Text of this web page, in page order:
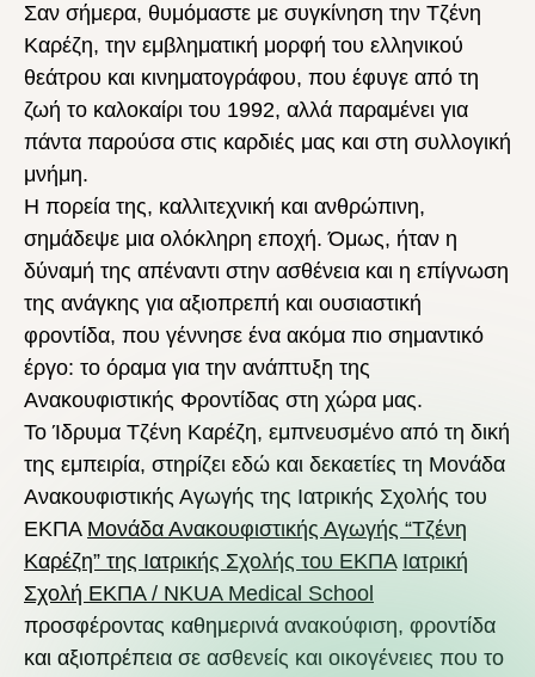
Σαν σήμερα, θυμόμαστε με συγκίνηση την Τζένη
Καρέζη, την εμβληματική μορφή του ελληνικού
θεάτρου και κινηματογράφου, που έφυγε από τη
ζωή το καλοκαίρι του 1992, αλλά παραμένει για
πάντα παρούσα στις καρδιές μας και στη συλλογική
μνήμη.
Η πορεία της, καλλιτεχνική και ανθρώπινη,
σημάδεψε μια ολόκληρη εποχή. Όμως, ήταν η
δύναμή της απέναντι στην ασθένεια και η επίγνωση
της ανάγκης για αξιοπρεπή και ουσιαστική
φροντίδα, που γέννησε ένα ακόμα πιο σημαντικό
έργο: το όραμα για την ανάπτυξη της
Ανακουφιστικής Φροντίδας στη χώρα μας.
Το Ίδρυμα Τζένη Καρέζη, εμπνευσμένο από τη δική
της εμπειρία, στηρίζει εδώ και δεκαετίες τη Μονάδα
Ανακουφιστικής Αγωγής της Ιατρικής Σχολής του
ΕΚΠΑ Μονάδα Ανακουφιστικής Αγωγής “Τζένη
Καρέζη” της Ιατρικής Σχολής του ΕΚΠΑ Ιατρική
Σχολή ΕΚΠΑ / NKUA Medical School
προσφέροντας καθημερινά ανακούφιση, φροντίδα
και αξιοπρέπεια σε ασθενείς και οικογένειες που το